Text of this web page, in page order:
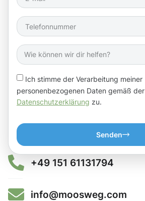
Ich stimme der Verarbeitung meiner
personenbezogenen Daten gemäß der
Datenschutzerklärung zu.
Senden
+49 151 61131794
info@moosweg.com